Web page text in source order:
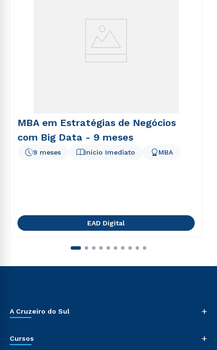
MBA em Estratégias de Negócios
com Big Data - 9 meses
Início Imediato
9 meses MBA
EAD Digital
A Cruzeiro do Sul +
Cursos +